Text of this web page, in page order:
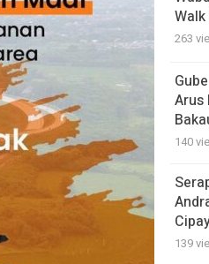
263
Arus
140
139